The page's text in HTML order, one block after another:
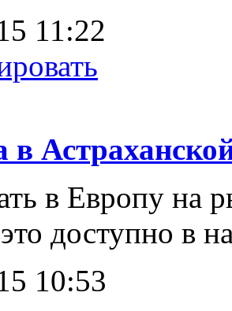
11:22
в Европу на
доступно в
10:53